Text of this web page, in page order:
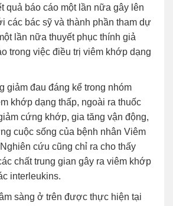
quả báo cáo một lần nữa gây lên
các bác sỹ và thành phần tham dự
lần nữa thuyết phục thính giả
trong việc điều trị viêm khớp dạng
giảm đau đáng kể trong nhóm
khớp dạng thấp, ngoài ra thuốc
cứng khớp, gia tăng vận động,
cuộc sống của bệnh nhân Viêm
cứu cũng chỉ ra cho thấy
chất trung gian gây ra viêm khớp
interleukins.
sàng ở trên được thực hiện tại